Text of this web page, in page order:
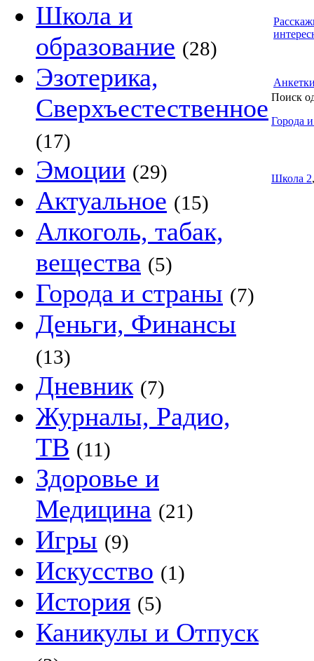
Школа и
образование (28)
Эзотерика,
Сверхъестественное
(17)
Эмоции (29)
Актуальное (15)
Алкоголь, табак,
вещества (5)
Города и страны (7)
Деньги, Финансы
(13)
Дневник (7)
Журналы, Радио,
ТВ (11)
Здоровье и
Медицина (21)
Игры (9)
Искусство (1)
История (5)
Каникулы и Отпуск
Поиск
Города
Школа 2